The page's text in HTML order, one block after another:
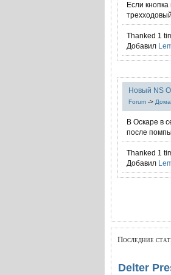
Если
Thanked 1
Добавил
Новый NS
Forum ->
В Оскаре в
после
Thanked 1
Добавил
Последние
Delter